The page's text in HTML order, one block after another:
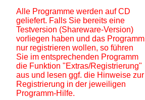
Alle Programme werden auf CD
geliefert. Falls Sie bereits eine
Testversion (Shareware-Version)
vorliegen haben und das Programm
nur registrieren wollen, so führen
Sie im entsprechenden Programm
die Funktion "Extras/Registrierung"
aus und lesen ggf. die Hinweise zur
Registrierung in der jeweiligen
Programm-Hilfe.